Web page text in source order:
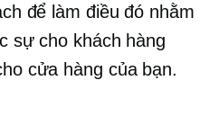
để làm điều đó nhằm
sự cho khách hàng
cửa hàng của bạn.